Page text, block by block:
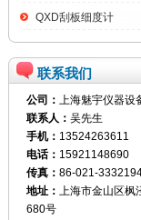
QXD刮板细度计
联系我们
公司： 上海魅宇仪器设
联系人： 吴先生
手机： 13524263611
电话： 15921148690
传真： 86-021-
地址： 上海市金山区枫
680号